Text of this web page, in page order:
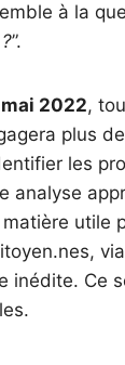
à la
”.
2022,
plus
les
analyse
utile
inédite. Ce